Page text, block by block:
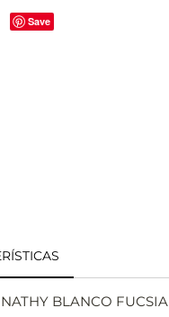
Save
BLANCO FUCSIA